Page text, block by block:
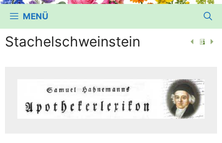
MENÜ
Stachelschweinstein